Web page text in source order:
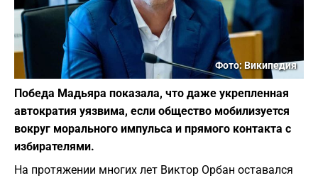
Фото: Википедия
Победа Мадьяра показала, что даже укрепленная
автократия уязвима, если общество мобилизуется
вокруг морального импульса и прямого контакта с
избирателями.
На протяжении многих лет Виктор Орбан оставался